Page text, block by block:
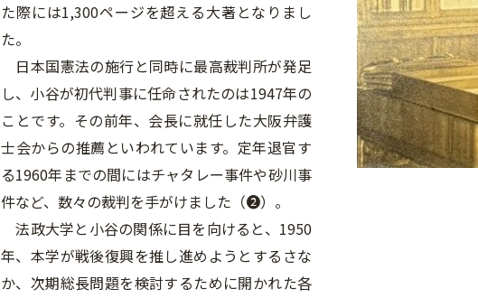
た際には1,300ページを超える大著となりまし
た。
日本国憲法の施行と同時に最高裁判所が発足
し、小谷が初代判事に任命されたのは1947年の
ことです。その前年、会長に就任した大阪弁護
士会からの推薦といわれています。定年退官す
る1960年までの間にはチャタレー事件や砂川事
件など、数々の裁判を手がけました（❷）。
法政大学と小谷の関係に目を向けると、1950
年、本学が戦後復興を推し進めようとするさな
か、次期総長問題を検討するために開かれた各